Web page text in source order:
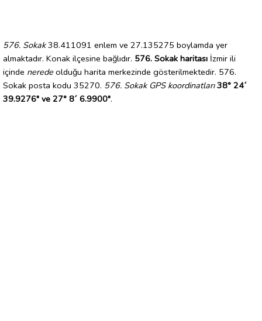
576. Sokak38.411091 enlem ve 27.135275 boylamda yer
almaktadır. Konak ilçesine bağlıdır. 576. Sokak haritası İzmir ili
içinde nerede olduğu harita merkezinde gösterilmektedir. 576.
Sokak posta kodu 35270. 576. Sokak GPS koordinatları 38° 24´
39.9276" ve 27° 8´ 6.9900".